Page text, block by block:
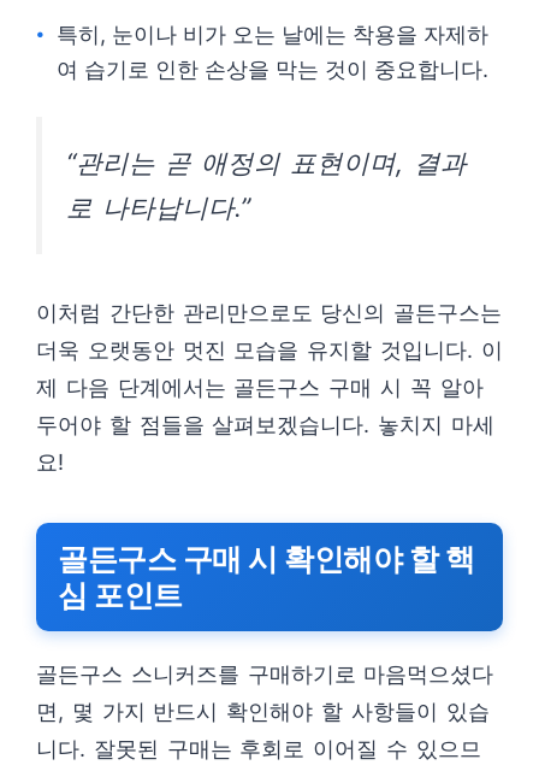
특히, 눈이나 비가 오는 날에는 착용을 자제하
여 습기로 인한 손상을 막는 것이 중요합니다.
“관리는 곧 애정의 표현이며, 결과
로 나타납니다.”
이처럼 간단한 관리만으로도 당신의 골든구스는
더욱 오랫동안 멋진 모습을 유지할 것입니다. 이
제 다음 단계에서는 골든구스 구매 시 꼭 알아
두어야 할 점들을 살펴보겠습니다. 놓치지 마세
요!
골든구스 구매 시 확인해야 할 핵
심 포인트
골든구스 스니커즈를 구매하기로 마음먹으셨다
면, 몇 가지 반드시 확인해야 할 사항들이 있습
니다. 잘못된 구매는 후회로 이어질 수 있으므